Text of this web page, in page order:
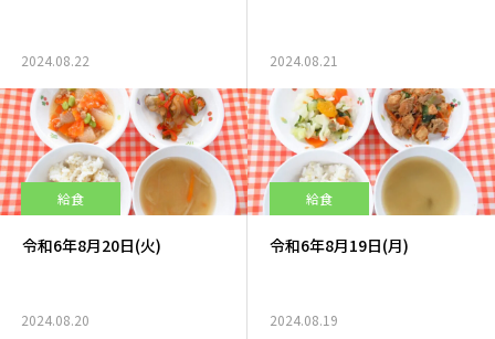
2024.08.22 2024.08.21
給食
令和6年8月20日(火)
2024.08.20
給食
令和6年8月19日(月)
2024.08.19